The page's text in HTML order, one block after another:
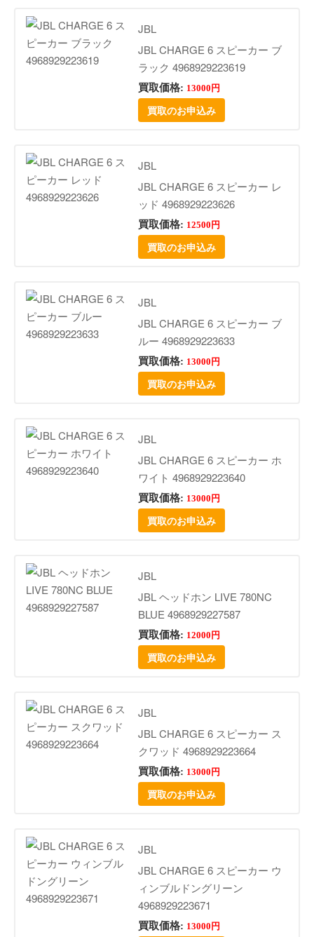
JBL
JBL CHARGE 6 スピーカー ブ
ラック 4968929223619
買取価格: 13000円
買取のお申込み
JBL
JBL CHARGE 6 スピーカー レ
ッド 4968929223626
買取価格: 12500円
買取のお申込み
JBL
JBL CHARGE 6 スピーカー ブ
ルー 4968929223633
買取価格: 13000円
買取のお申込み
JBL
JBL CHARGE 6 スピーカー ホ
ワイト 4968929223640
買取価格: 13000円
買取のお申込み
JBL
JBL ヘッドホン LIVE 780NC
BLUE 4968929227587
買取価格: 12000円
買取のお申込み
JBL
JBL CHARGE 6 スピーカー ス
クワッド 4968929223664
買取価格: 13000円
買取のお申込み
JBL
JBL CHARGE 6 スピーカー ウ
ィンブルドングリーン
4968929223671
買取価格: 13000円